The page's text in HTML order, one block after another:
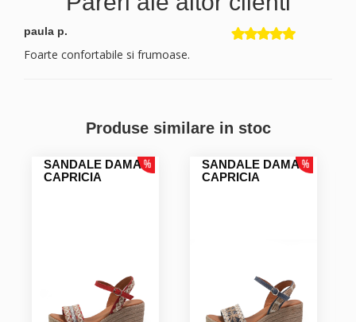
paula p.
Foarte confortabile si frumoase.
Produse similare in stoc
SANDALE DAMA
CAPRICIA
SANDALE DAMA
CAPRICIA